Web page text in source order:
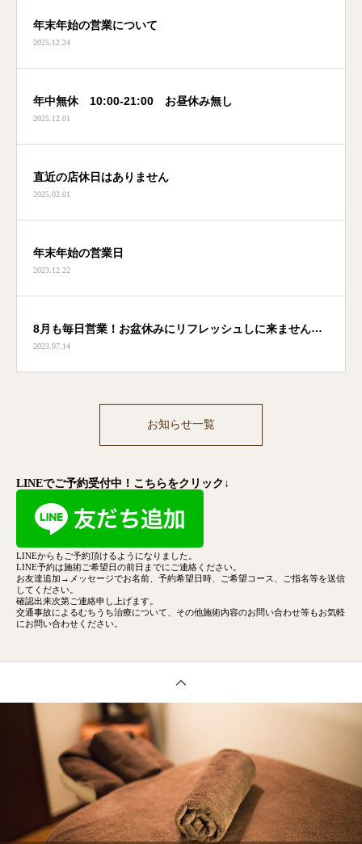
年末年始の営業について
2025.12.24
年中無休 10:00-21:00 お昼休み無し
2025.12.01
直近の店休日はありません
2025.02.01
年末年始の営業日
2023.12.22
8月も毎日営業！お盆休みにリフレッシュしに来ません
か？
2023.07.14
お知らせ一覧
LINEでご予約受付中！こちらをクリック↓
LINEからもご予約頂けるようになりました。
LINE予約は施術ご希望日の前日までにご連絡ください。
お友達追加→メッセージでお名前、予約希望日時、ご希望コース、
ご指名等を送信
してください。
確認出来次第ご連絡申し上げます。
交通事故によるむちうち治療について、その他施術内容のお問い合わせ等もお気軽
にお問い合わせください。